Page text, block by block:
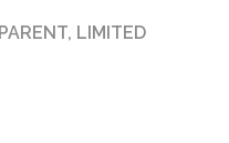
LIMITED